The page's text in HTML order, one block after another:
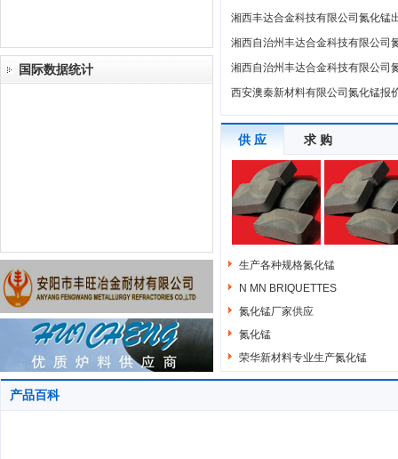
国际数据统计
湘西丰达合金科技有限公司氮化锰
湘西自治州丰达合金科技有限公司
湘西自治州丰达合金科技有限公司
西安澳秦新材料有限公司氮化锰报
供 应 求 购
生产各种规格氮化锰
N MN BRIQUETTES
氮化锰厂家供应
氮化锰
荣华新材料专业生产氮化锰
产品百科